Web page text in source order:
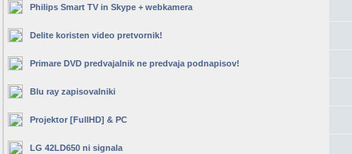
Philips Smart TV in Skype + webkamera
Delite koristen video pretvornik!
Primare DVD predvajalnik ne predvaja podnapisov!
Blu ray zapisovalniki
Projektor [FullHD] & PC
LG 42LD650 ni signala